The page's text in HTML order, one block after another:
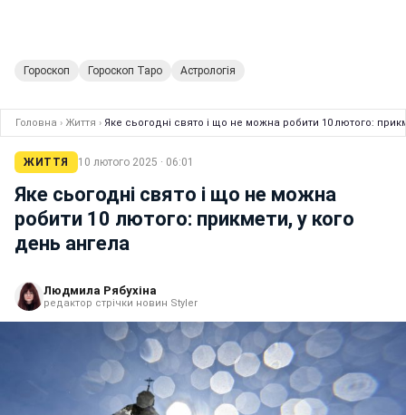
Гороскоп Гороскоп Таро Астрологія
Головна › Життя › Яке сьогодні свято і що не можна робити 10 лютого:
ЖИТТЯ 10 лютого 2025 · 06:01
Яке сьогодні свято і що не можна
робити 10 лютого: прикмети, у кого
день ангела
Людмила Рябухіна
редактор стрічки новин Styler